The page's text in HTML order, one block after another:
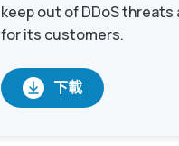
keep out of DDoS
for its customers.